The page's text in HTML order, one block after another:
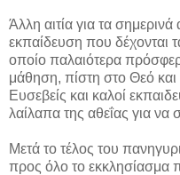
Άλλη αιτία για τα
εκπαίδευση που δέχονται
οποίο παλαιότερα
μάθηση, πίστη στο Θεό
Ευσεβείς και καλοί
λαίλαπα της αθεΐας για
Μετά το τέλος του
προς όλο το εκκλησίασμα